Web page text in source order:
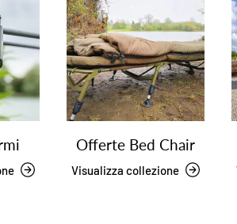
Offerte Bed Chair
Visualizza collezione